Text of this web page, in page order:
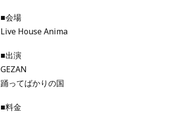
■会場
Live House Anima
■出演
GEZAN
踊ってばかりの国
■料金